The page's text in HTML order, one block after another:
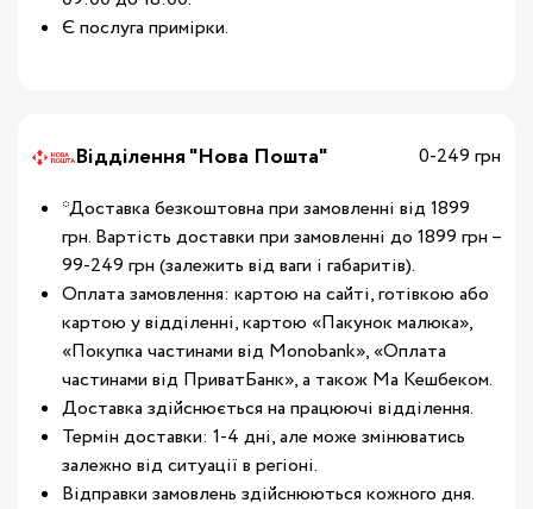
Є послуга примірки.
Відділення "Нова Пошта"
0-249 грн
*Доставка безкоштовна при замовленні від 1899
грн. Вартість доставки при замовленні до 1899 грн –
99-249 грн (залежить від ваги і габаритів).
Оплата замовлення: картою на сайті, готівкою або
картою у відділенні, картою «Пакунок малюка»,
«Покупка частинами від Monobank», «Оплата
частинами від ПриватБанк», а також Ма Кешбеком.
Доставка здійснюється на працюючі відділення.
Термін доставки: 1-4 дні, але може змінюватись
залежно від ситуації в регіоні.
Відправки замовлень здійснюються кожного дня.